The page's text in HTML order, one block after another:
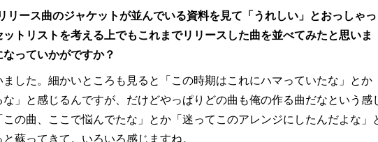
ース曲のジャケットが並んでいる資料を見て「うれしい」とおっしゃっ
トリストを考える上でもこれまでリリースした曲を並べてみたと思いま
っていかがですか？
した。細かいところも見ると「この時期はこれにハマっていたな」とか
な」と感じるんですが、だけどやっぱりどの曲も俺の作る曲だなという感
の曲、ここで悩んでたな」とか「迷ってこのアレンジにしたんだよな」
蘇ってきて。いろいろ感じますね。